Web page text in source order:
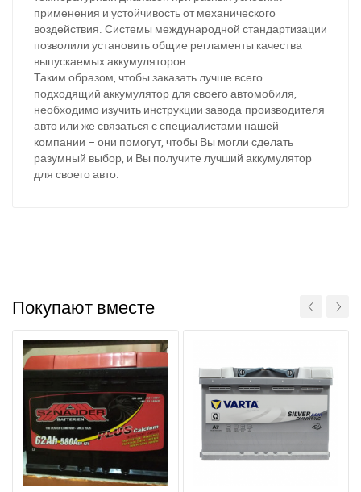
применения и устойчивость от механического
воздействия. Системы международной стандартизации
позволили установить общие регламенты качества
выпускаемых аккумуляторов.
Таким образом, чтобы заказать лучше всего
подходящий аккумулятор для своего автомобиля,
необходимо изучить инструкции завода-производителя
авто или же связаться с специалистами нашей
компании – они помогут, чтобы Вы могли сделать
разумный выбор, и Вы получите лучший аккумулятор
для своего авто.
Покупают вместе
При отсутствии связи - пишите, звоните в Viber /